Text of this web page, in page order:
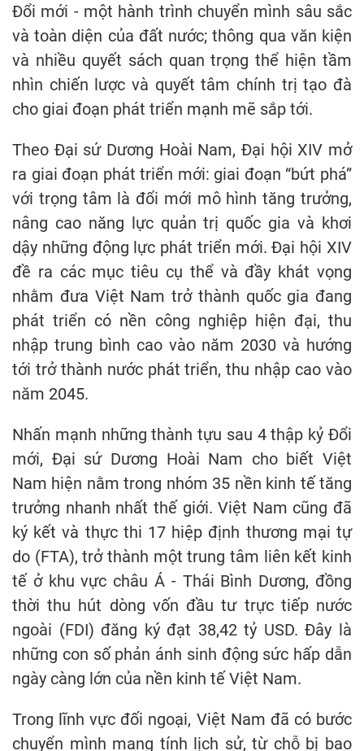
Đổi mới - một hành trình chuyển mình sâu sắc
và toàn diện của đất nước; thông qua văn kiện
và nhiều quyết sách quan trọng thể hiện tầm
nhìn chiến lược và quyết tâm chính trị tạo đà
cho giai đoạn phát triển mạnh mẽ sắp tới.
Theo Đại sứ Dương Hoài Nam, Đại hội XIV mở
ra giai đoạn phát triển mới: giai đoạn “bứt phá”
với trọng tâm là đổi mới mô hình tăng trưởng,
nâng cao năng lực quản trị quốc gia và khơi
dậy những động lực phát triển mới. Đại hội XIV
đề ra các mục tiêu cụ thể và đầy khát vọng
nhằm đưa Việt Nam trở thành quốc gia đang
phát triển có nền công nghiệp hiện đại, thu
nhập trung bình cao vào năm 2030 và hướng
tới trở thành nước phát triển, thu nhập cao vào
năm 2045.
Nhấn mạnh những thành tựu sau 4 thập kỷ Đổi
mới, Đại sứ Dương Hoài Nam cho biết Việt
Nam hiện nằm trong nhóm 35 nền kinh tế tăng
trưởng nhanh nhất thế giới. Việt Nam cũng đã
ký kết và thực thi 17 hiệp định thương mại tự
do (FTA), trở thành một trung tâm liên kết kinh
tế ở khu vực châu Á - Thái Bình Dương, đồng
thời thu hút dòng vốn đầu tư trực tiếp nước
ngoài (FDI) đăng ký đạt 38,42 tỷ USD. Đây là
những con số phản ánh sinh động sức hấp dẫn
ngày càng lớn của nền kinh tế Việt Nam.
Trong lĩnh vực đối ngoại, Việt Nam đã có bước
chuyển mình mang tính lịch sử, từ chỗ bị bao